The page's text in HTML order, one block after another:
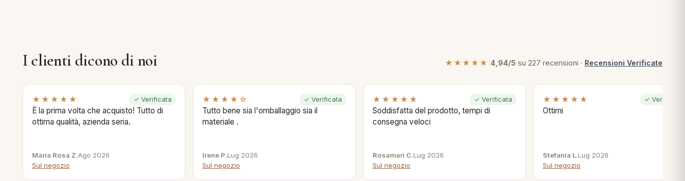
I clienti dicono di noi ★★★★★ 4,94/5 su 227 recensioni · Recensioni Verificate
★★★★★ ✓ Verificata
È la prima volta che acquisto! Tutto di
ottima qualità, azienda seria.
Maria Rosa Z.Ago 2026
Sul negozio
★★★★☆ ✓ Verificata
Tutto bene sia l'omballaggio sia il
materiale .
Irene P.Lug 2026
Sul negozio
★★★★★ ✓ Verificata
Soddisfatta del prodotto, tempi di
consegna veloci
Rosamari C.Lug 2026
Sul negozio
★★★★★ ✓ Verificata
Ottimi
Stefania L.Lug 2026
Sul negozio